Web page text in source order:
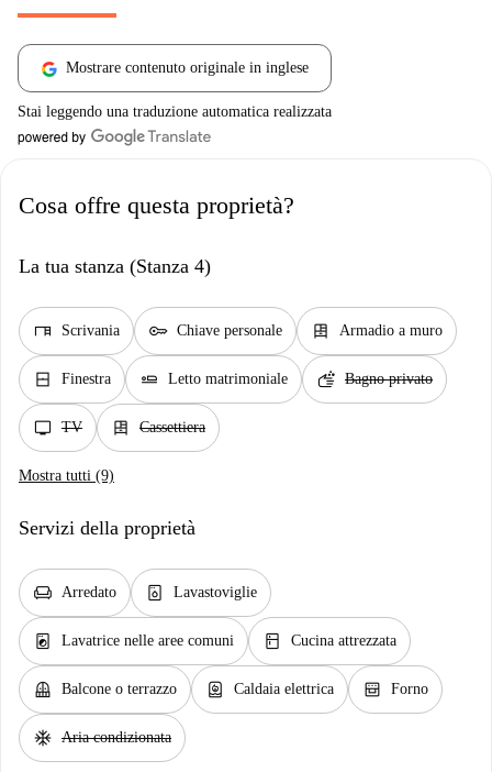
Mostrare contenuto originale in inglese
Stai leggendo una traduzione automatica realizzata
Cosa offre questa proprietà?
La tua stanza (Stanza 4)
desk Scrivania key Chiave personale dresser Armadio a muro
window_closed Finestra airline_seat_flat Letto matrimoniale soap Bagno privato
tv TV dresser Cassettiera
Mostra tutti (9)
Servizi della proprietà
chair Arredato dishwasher_gen Lavastoviglie
local_laundry_service Lavatrice nelle aree comuni kitchen Cucina attrezzata
balcony Balcone o terrazzo water_heater Caldaia elettrica oven_gen Forno
ac_unit Aria condizionata